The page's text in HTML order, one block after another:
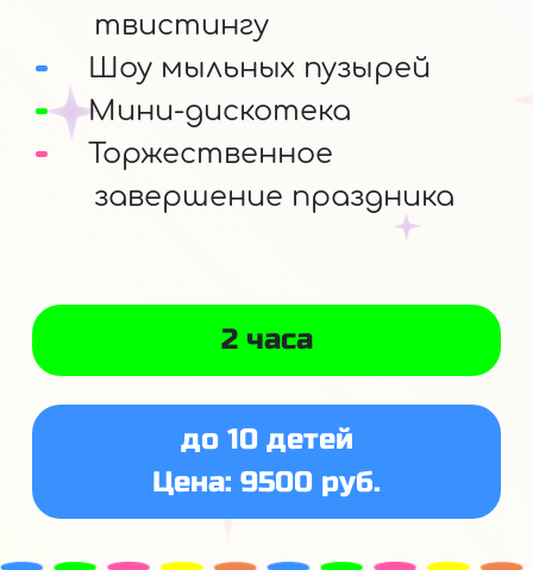
твистингу
Шоу мыльных пузырей
Мини-дискотека
Торжественное
завершение праздника
2 часа
до 10 детей
Цена: 9500 руб.